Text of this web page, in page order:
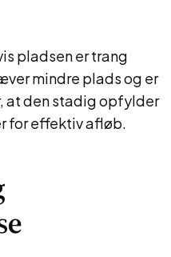
pladsen er trang
mindre plads og er
at den stadig opfylder
for effektiv afløb.